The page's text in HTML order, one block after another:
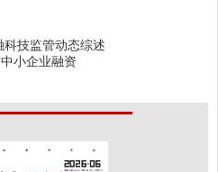
技监管动态综述
小企业融资